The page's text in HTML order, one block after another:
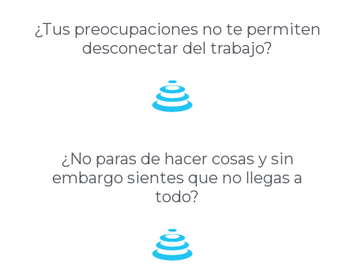
¿Tus preocupaciones no te permiten
desconectar del trabajo?
¿No paras de hacer cosas y sin
embargo sientes que no llegas a
todo?